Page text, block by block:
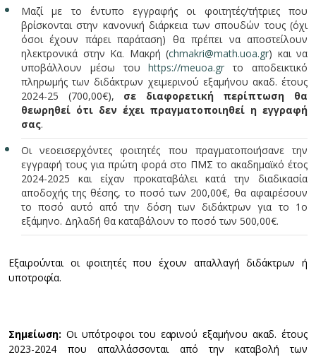
Μαζί με το έντυπο εγγραφής οι φοιτητές/τήτριες που
βρίσκονται στην κανονική διάρκεια των σπουδών τους (όχι
όσοι έχουν πάρει παράταση) θα πρέπει να αποστείλουν
ηλεκτρονικά στην Κα. Μακρή (chmakri@math.uoa.gr) και να
υποβάλλουν μέσω τουhttps://meuoa.gr το αποδεικτικό
πληρωμής των διδάκτρων χειμερινού εξαμήνου ακαδ. έτους
2024-25 (700,00€), σε διαφορετική περίπτωση θα
θεωρηθεί ότι δεν έχει πραγματοποιηθεί η εγγραφή
σας.
Οι νεοεισερχόντες φοιτητές που πραγματοποιήσανε την
εγγραφή τους για πρώτη φορά στο ΠΜΣ το ακαδημαϊκό έτος
2024-2025 και είχαν προκαταβάλει κατά την διαδικασία
αποδοχής της θέσης, το ποσό των 200,00€, θα αφαιρέσουν
το ποσό αυτό από την δόση των διδάκτρων για το 1ο
εξάμηνο. Δηλαδή θα καταβάλουν το ποσό των 500,00€.
Εξαιρούνται οι φοιτητές που έχουν απαλλαγή διδάκτρων ή
υποτροφία.
Σημείωση:Οι υπότροφοι του εαρινού εξαμήνου ακαδ. έτους
2023-2024 που απαλλάσσονται από την καταβολή των